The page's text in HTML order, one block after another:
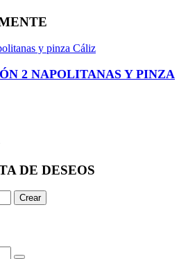
2 NAPOLITANAS Y PINZA
DE DESEOS
Crear